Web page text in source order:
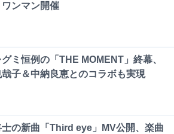
ワンマン開催
ミ恒例の「THE MOMENT」終幕、
哉子＆中納良恵とのコラボも実現
の新曲「Third eye」MV公開、楽曲